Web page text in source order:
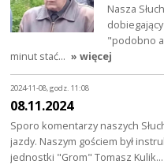
Nasza
"podobno
minut stać… » więcej
2024-11-08, godz. 11:08
08.11.2024
Sporo komentarzy naszych
jazdy. Naszym gościem był
jednostki "Grom" Tomasz Kulik…